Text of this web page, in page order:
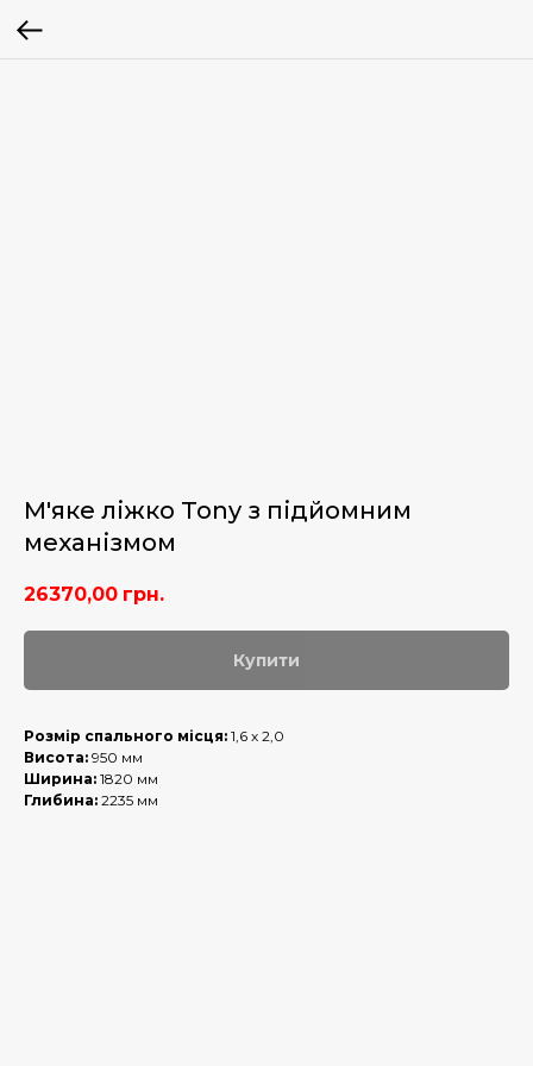
М'яке ліжко Tony з підйомним
механізмом
26370,00 грн.
Купити
Розмір спального місця: 1,6 х 2,0
Висота: 950 мм
Ширина: 1820 мм
Глибина: 2235 мм